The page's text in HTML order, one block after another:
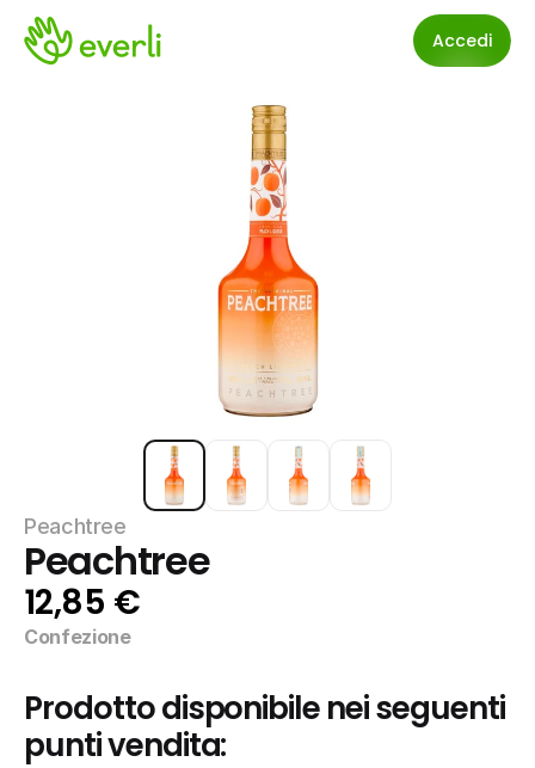
Accedi
Peachtree
Peachtree
12,85 €
Confezione
Prodotto disponibile nei seguenti
punti vendita: